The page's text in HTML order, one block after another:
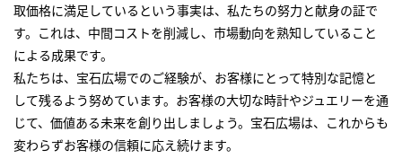
取価格に満足しているという事実は、私たちの努力と献身の証で
す。これは、中間コストを削減し、市場動向を熟知していること
による成果です。
私たちは、宝石広場でのご経験が、お客様にとって特別な記憶と
して残るよう努めています。お客様の大切な時計やジュエリーを通
じて、価値ある未来を創り出しましょう。宝石広場は、これからも
変わらずお客様の信頼に応え続けます。